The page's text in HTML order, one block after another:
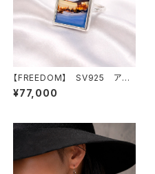
【FREEDOM】 SV925 アゲ
ート リング
¥77,000